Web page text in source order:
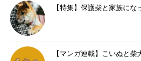
【特集】保護柴と家族にな
【マンガ連載】こいぬと柴